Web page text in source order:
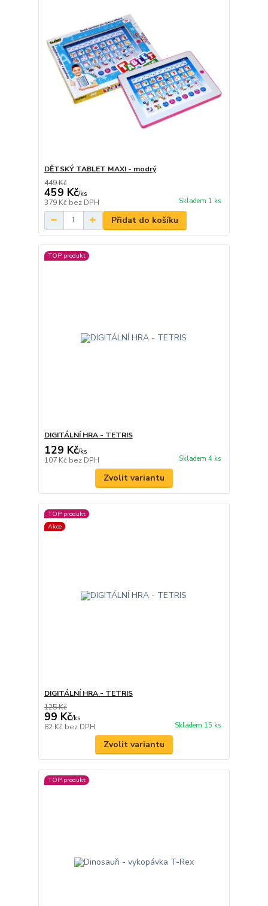
DĚTSKÝ TABLET MAXI - modrý
449 Kč
459 Kč/ks
379 Kč bez DPH Skladem 1 ks
Přidat do košíku
TOP produkt
DIGITÁLNÍ HRA - TETRIS
129 Kč/ks
107 Kč bez DPH Skladem 4 ks
Zvolit variantu
TOP produkt
Akce
DIGITÁLNÍ HRA - TETRIS
125 Kč
99 Kč/ks
82 Kč bez DPH Skladem 15 ks
Zvolit variantu
TOP produkt